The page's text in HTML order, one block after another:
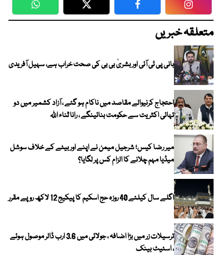
WhatsApp Twitter Facebook
متعلقہ خبریں
بانی پی ٹی آئی اور بشریٰ بی بی کی صحت خراب ہے، سہیل آفریدی
احتجاج کرنیوالے مقاصد میں ناکام ہو گئے ، آزاد کشمیر میں دو
تہائی اکثریت سے حکومت بنائینگے ، رانا ثناء اللہ
میر رضا کیس؛ شرجیل میمن نے اپنے اور بیٹے کے خلاف سوشل
میڈیا مہم چلانے کا الزام کس پر لگایا؟
اگلے سال کیلئے 40 روزہ حج اسکیم کا پیکیج 12 لاکھ روپے مقرر
ترسیلات زر میں بڑا اضافہ ، جولائی میں 3.6 ارب ڈالر موصول ہوئے
، اسٹیٹ بینک